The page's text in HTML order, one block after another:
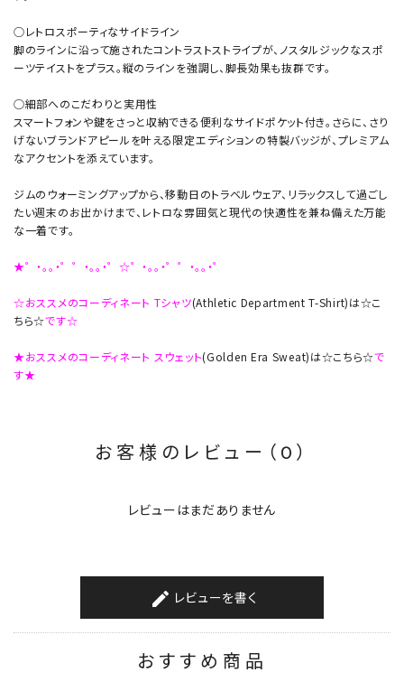
○レトロスポーティなサイドライン
脚のラインに沿って施されたコントラストストライプが、ノスタルジックなスポ
ーツテイストをプラス。縦のラインを強調し、脚長効果も抜群です。
○細部へのこだわりと実用性
スマートフォンや鍵をさっと収納できる便利なサイドポケット付き。さらに、さり
げないブランドアピールを叶える限定エディションの特製バッジが、プレミアム
なアクセントを添えています。
ジムのウォーミングアップから、移動日のトラベルウェア、リラックスして過ごし
たい週末のお出かけまで、レトロな雰囲気と現代の快適性を兼ね備えた万能
な一着です。
★゜・。。・゜゜・。。・゜☆゜・。。・゜゜・。。・゜
☆おススメのコーディネート Tシャツ(Athletic Department T-Shirt)は☆こ
ちら☆です☆
★おススメのコーディネート スウェット(Golden Era Sweat)は☆こちら☆で
す★
お客様のレビュー（0）
レビューはまだありません
create レビューを書く
おすすめ商品